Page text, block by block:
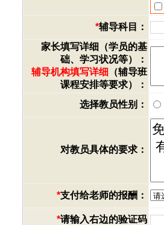
*辅导科目：
家长填写详细（学员的基
础、学习状况等）：
辅导机构填写详细 （辅导班
课程安排等要求）：
选择教员性别：
对教员具体的要求：
*支付给老师的报酬：
*请输入右边的验证码